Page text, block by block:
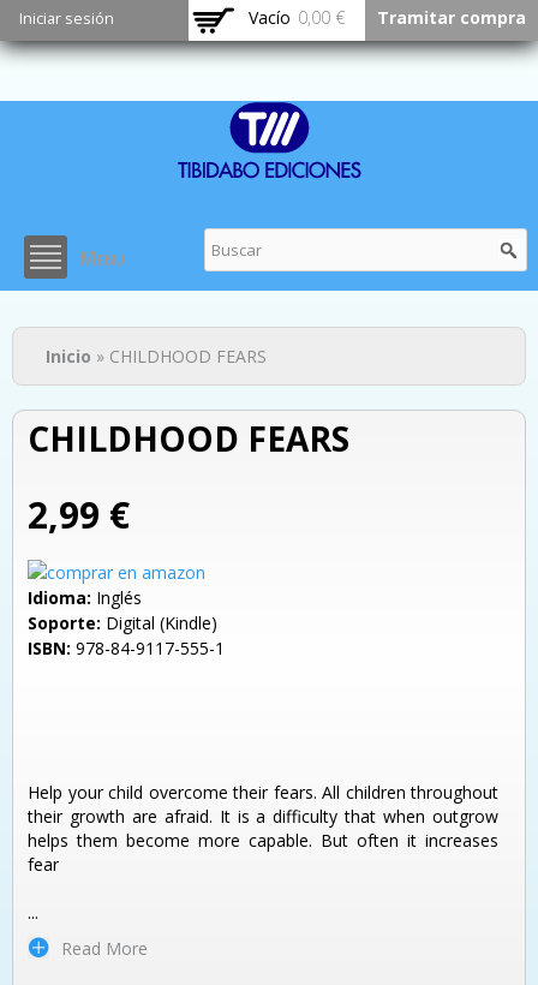
Pasar al
contenido
principal
Iniciar sesión Vacío 0,00 € Tramitar compra
Menu
Usted está aquí
Inicio » CHILDHOOD FEARS
CHILDHOOD FEARS
2,99 €
Idioma: Inglés
Soporte: Digital (Kindle)
ISBN: 978-84-9117-555-1
Help your child overcome their fears. All children throughout
their growth are afraid. It is a difficulty that when outgrow
helps them become more capable. But often it increases
fear
...
Read More